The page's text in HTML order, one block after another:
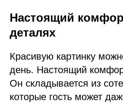
Настоящий
деталях
Красивую картинку
день. Настоящий
Он складывается из
которые гость может